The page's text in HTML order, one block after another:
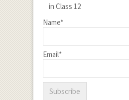
Name*
Email*